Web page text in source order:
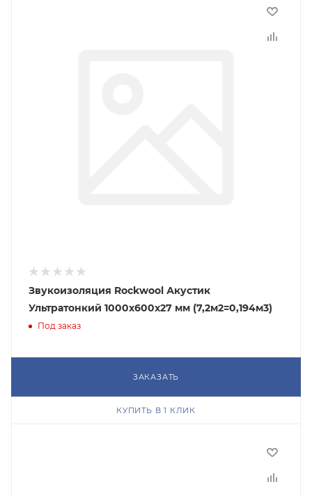
Звукоизоляция Rockwool Акустик
Ультратонкий 1000х600х27 мм (7,2м2=0,194м3)
Под заказ
ЗАКАЗАТЬ
КУПИТЬ В 1 КЛИК